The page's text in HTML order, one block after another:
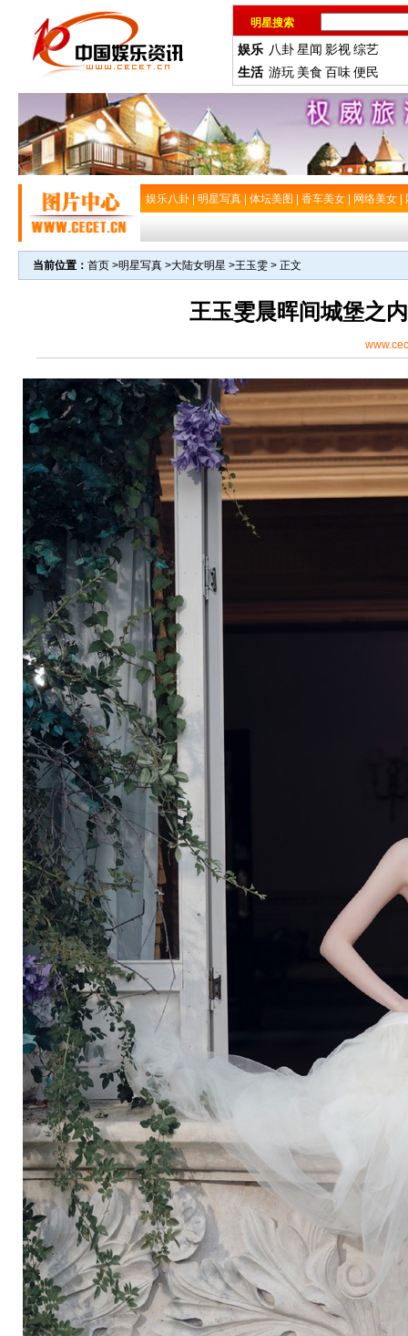
明星搜索
娱乐 八卦星闻 影视综艺
生活 游玩 美食 百味便民
娱乐八卦 明星写真 体坛美图 香车美女 网络美女
当前位置： 首页 >明星写真 >大陆女明星 >王玉雯 > 正文
王玉雯晨晖间城堡之